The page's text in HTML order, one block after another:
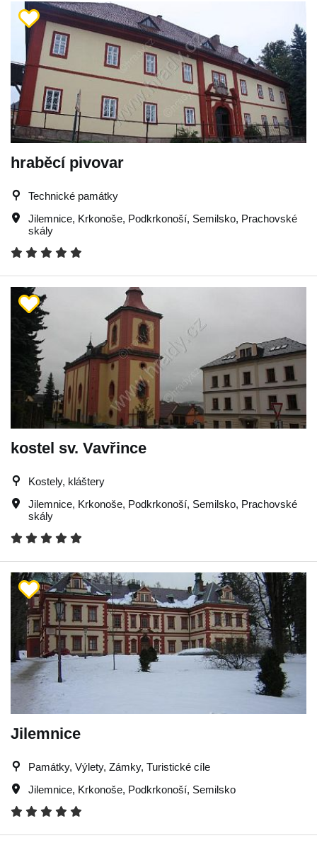
hraběcí pivovar
Technické památky
Jilemnice, Krkonoše, Podkrkonoší, Semilsko, Prachovské
skály
kostel sv. Vavřince
Kostely, kláštery
Jilemnice, Krkonoše, Podkrkonoší, Semilsko, Prachovské
skály
Jilemnice
Památky, Výlety, Zámky, Turistické cíle
Jilemnice, Krkonoše, Podkrkonoší, Semilsko